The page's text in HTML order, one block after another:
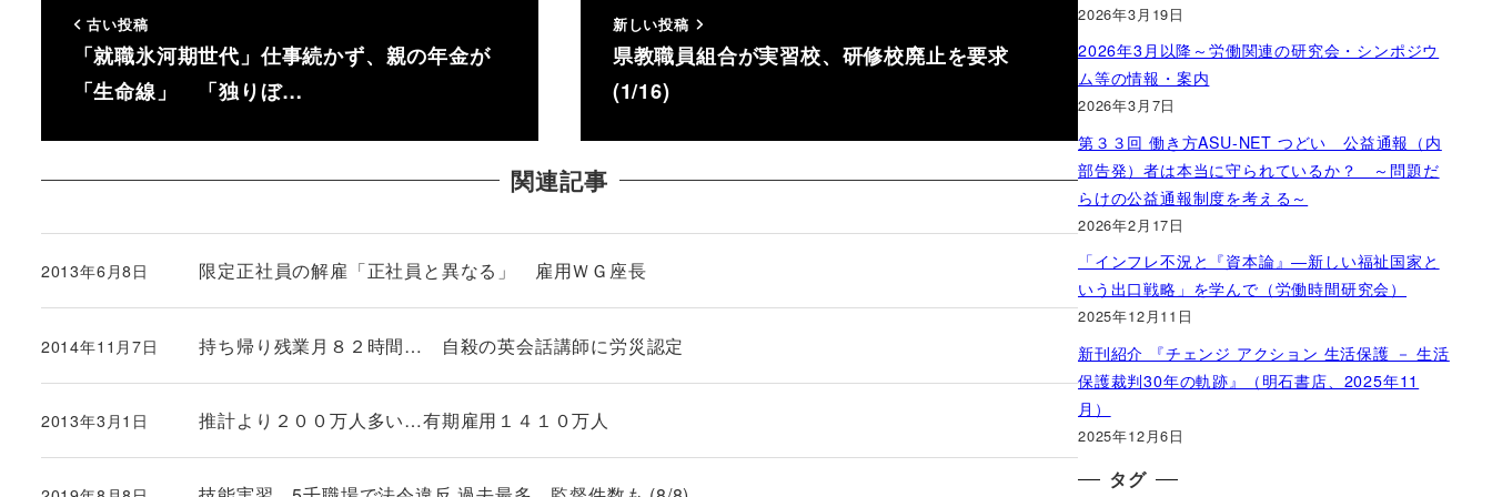
古い投稿
「就職氷河期世代」仕事続かず、親の年金が
「生命線」 「独りぼ…
新しい投稿
県教職員組合が実習校、研修校廃止を要求
(1/16)
関連記事
限定正社員の解雇「正社員と異なる」 雇用ＷＧ座長
投稿日
2013年6月8日
持ち帰り残業月８２時間… 自殺の英会話講師に労災認定
投稿日
2014年11月7日
推計より２００万人多い…有期雇用１４１０万人
投稿日
2013年3月1日
2026年3月19日
2026年3月以降～労働関連の研究会・シンポジウ
ム等の情報・案内
2026年3月7日
第３３回 働き方ASU-NET つどい 公益通報（内
部告発）者は本当に守られているか？ ～問題だ
らけの公益通報制度を考える～
2026年2月17日
「インフレ不況と『資本論』―新しい福祉国家と
いう出口戦略」を学んで（労働時間研究会）
2025年12月11日
新刊紹介 『チェンジ アクション 生活保護 － 生活
保護裁判30年の軌跡』（明石書店、2025年11
月）
2025年12月6日
タグ